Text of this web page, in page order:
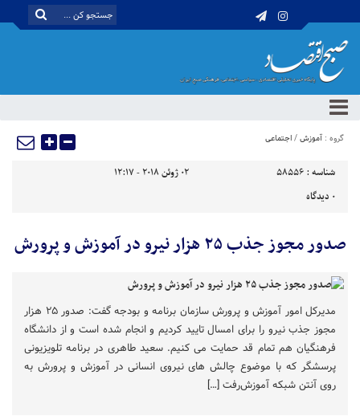
گروه : آموزش/اجتماعی
شناسه : 58556
02 ژوئن 2018 - 12:17
0 دیدگاه
صدور مجوز جذب ۲۵ هزار نیرو در آموزش و پرورش
مدیرکل امور آموزش و پرورش سازمان برنامه و بودجه گفت: صدور ۲۵ هزار
مجوز جذب نیرو را برای امسال تایید کردیم و انجام شده است و از دانشگاه
فرهنگیان هم تمام قد حمایت می کنیم. سعید طاهری در برنامه تلویزیونی
پرسشگر که با موضوع چالش های نیروی انسانی در آموزش و پرورش به
روی آنتن شبکه آموزش‌رفت […]